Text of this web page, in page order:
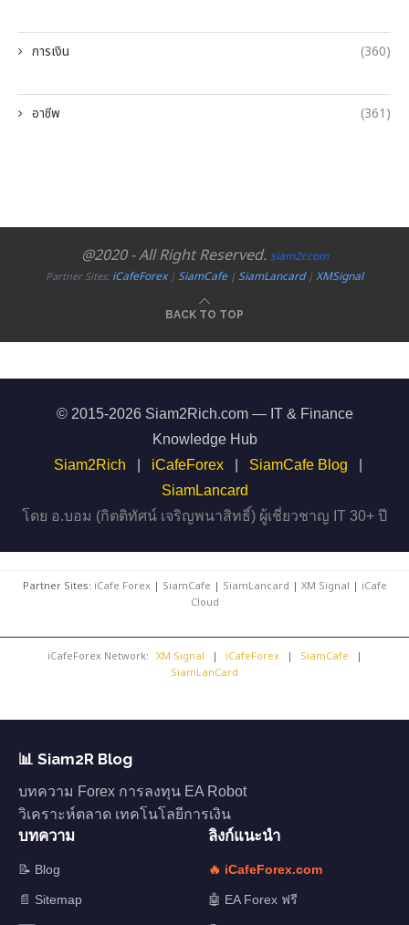
การเงิน (360)
อาชีพ (361)
@2020 - All Right Reserved. siam2r.com
Partner Sites:iCafeForex|SiamCafe|SiamLancard|XMSignal
BACK TO TOP
© 2015-2026 Siam2Rich.com — IT & Finance
Knowledge Hub
Siam2Rich
iCafeForex SiamCafe Blog
SiamLancard
โดย อ.บอม (กิตติทัศน์ เจริญพนาสิทธิ์) ผู้เชี่ยวชาญ IT 30+ ปี
Partner Sites: iCafe Forex| SiamCafe | SiamLancard | XM Signal | iCafe
Cloud
iCafeForex Network: XM Signal | iCafeForex | SiamCafe
|
SiamLanCard
📊 Siam2R Blog
บทความ Forex การลงทุน EA Robot
วิเคราะห์ตลาด เทคโนโลยีการเงิน
บทความ
📝 Blog
📄 Sitemap
ลิงก์แนะนำ
🔥 iCafeForex.com
🤖 EA Forex ฟรี